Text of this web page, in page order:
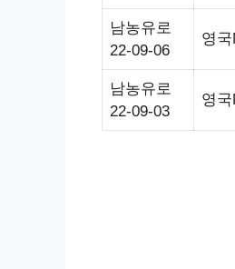
남농유로
22-09-06
영국
남농유로
22-09-03
영국